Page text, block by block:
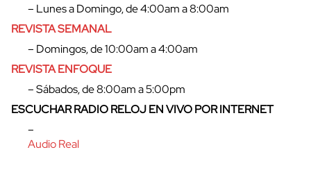
cerrar
– Lunes a Domingo, de 4:00am a 8:00am
REVISTA SEMANAL
– Domingos, de 10:00am a 4:00am
REVISTA ENFOQUE
– Sábados, de 8:00am a 5:00pm
ESCUCHAR RADIO RELOJ EN VIVO POR INTERNET
–
Audio Real